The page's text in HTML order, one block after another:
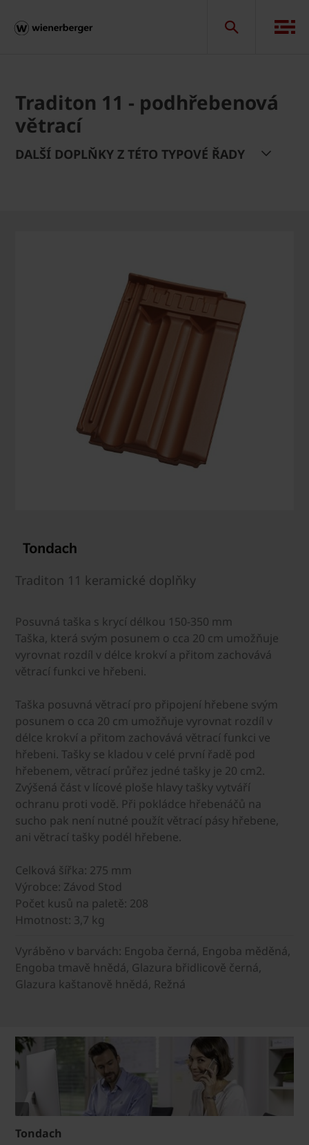
Traditon 11 - podhřebenová
větrací
DALŠÍ DOPLŇKY Z TÉTO TYPOVÉ ŘADY
Traditon 11 keramické doplňky
Posuvná taška s krycí délkou 150-350 mm
Taška, která svým posunem o cca 20 cm umožňuje
vyrovnat rozdíl v délce krokví a přitom zachovává
větrací funkci ve hřebeni.
Taška posuvná větrací pro připojení hřebene svým
posunem o cca 20 cm umožňuje vyrovnat rozdíl v
délce krokví a přitom zachovává větrací funkci ve
hřebeni. Tašky se kladou v celé první řadě pod
hřebenem, větrací průřez jedné tašky je 20 cm2.
Zvýšená část v lícové ploše hlavy tašky vytváří
ochranu proti vodě. Při pokládce hřebenáčů na
sucho pak není nutné použít větrací pásy hřebene,
ani větrací tašky podél hřebene.
Celková šířka: 275 mm
Výrobce: Závod Stod
Počet kusů na paletě: 208
Hmotnost: 3,7 kg
Vyráběno v barvách: Engoba černá, Engoba měděná,
Engoba tmavě hnědá, Glazura břidlicově černá,
Glazura kaštanově hnědá, Režná
Tondach